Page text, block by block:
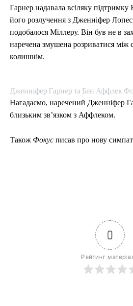
Гарнер надавала всіляку
його розлучення з Дженніфер
подобалося Міллеру. Він був не в
наречена змушена розриватися між
колишнім.
Дженніфер Гарнер та Бен Аффлек
Нагадаємо, наречений Дженніфер
близьким звʼязком з Аффлеком.
Також Фокус писав про нову
0
Рейтинг